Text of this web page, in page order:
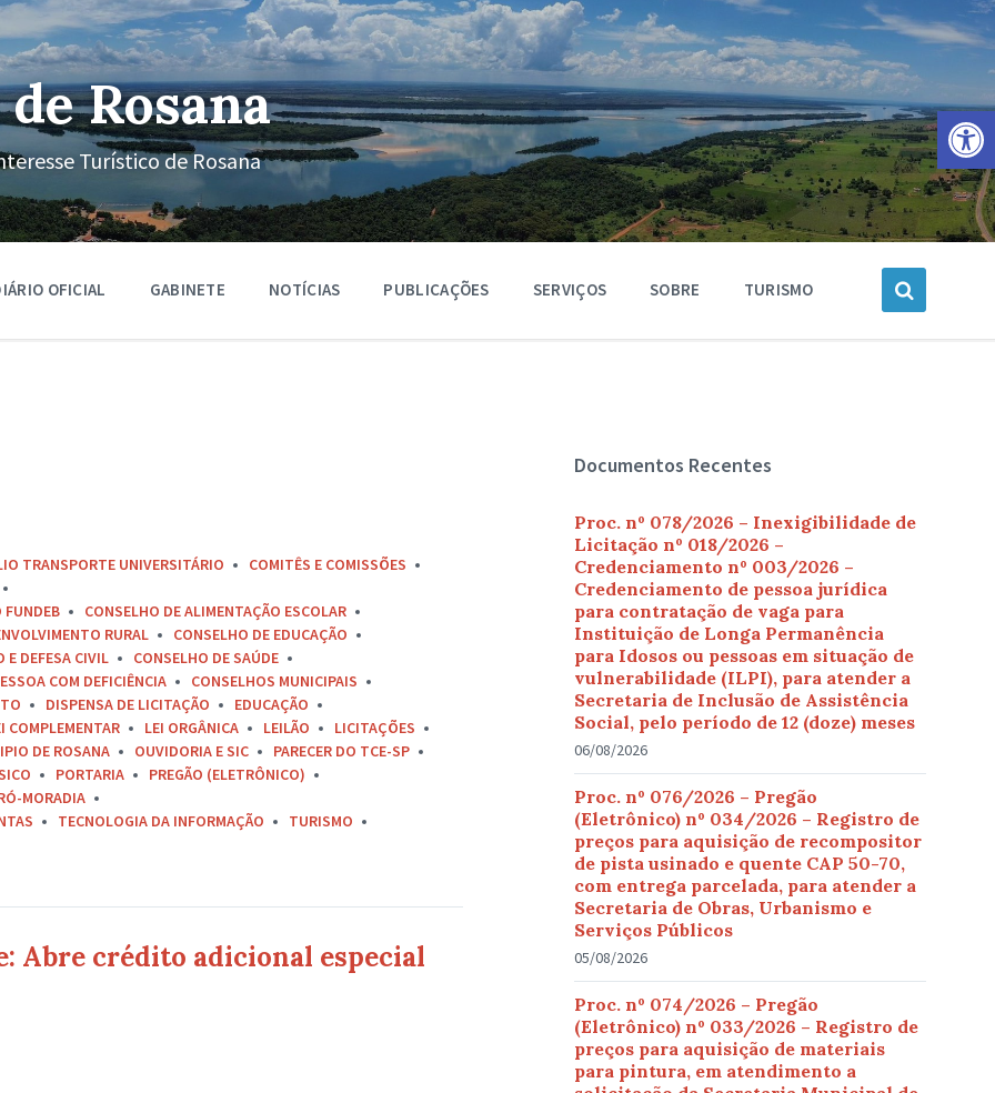
Barra de Ferramentas Aberta
Rosana
Turístico de Rosana
OFICIAL GABINETE NOTÍCIAS PUBLICAÇÕES SERVIÇOS SOBRE TURISMO
TRANSPORTE UNIVERSITÁRIO COMITÊS E COMISSÕES
FUNDEB
CONSELHO DE ALIMENTAÇÃO ESCOLAR
RURAL
CONSELHO DE EDUCAÇÃO
E DEFESA CIVIL
CONSELHO DE SAÚDE
COM DEFICIÊNCIA
CONSELHOS MUNICIPAIS
DISPENSA DE LICITAÇÃO
EDUCAÇÃO
COMPLEMENTAR
LEI ORGÂNICA LEILÃO
LICITAÇÕES
DE ROSANA
OUVIDORIA E SIC
PARECER DO TCE-SP
PORTARIA
PREGÃO (ELETRÔNICO)
MORADIA
TECNOLOGIA DA INFORMAÇÃO TURISMO
Abre crédito adicional especial
Documentos Recentes
Proc. nº 078/2026 – Inexigibilidade de
Licitação nº 018/2026 –
Credenciamento nº 003/2026 –
Credenciamento de pessoa jurídica
para contratação de vaga para
Instituição de Longa Permanência
para Idosos ou pessoas em situação de
vulnerabilidade (ILPI), para atender a
Secretaria de Inclusão de Assistência
Social, pelo período de 12 (doze) meses
06/08/2026
Proc. nº 076/2026 – Pregão
(Eletrônico) nº 034/2026 – Registro de
preços para aquisição de recompositor
de pista usinado e quente CAP 50-70,
com entrega parcelada, para atender a
Secretaria de Obras, Urbanismo e
Serviços Públicos
05/08/2026
Proc. nº 074/2026 – Pregão
(Eletrônico) nº 033/2026 – Registro de
preços para aquisição de materiais
para pintura, em atendimento a